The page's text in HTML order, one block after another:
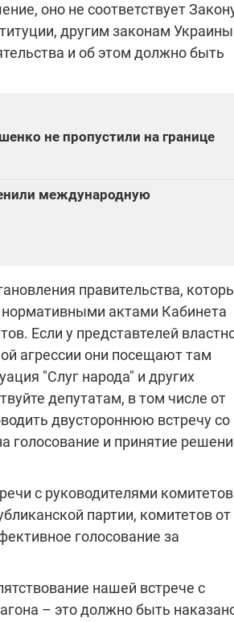
оно не соответствует
другим законам
и об этом должно быть
не пропустили на границе
международную
правительства,
нормативными актами Кабинета
Если у представтелей
агрессии они посещают там
"Слуг народа" и других
депутатам, в том числе от
двустороннюю встречу со
голосование и принятие
с руководителями комитетов
партии, комитетов от
голосование за
нашей встрече с
– это должно быть